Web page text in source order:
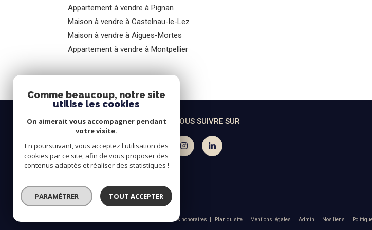
Appartement à vendre à Pignan
Maison à vendre à Castelnau-le-Lez
Maison à vendre à Aigues-Mortes
Appartement à vendre à Montpellier
FRATEL IMMO
06 67 52 60 07
agence@fratel-immo.com
7 allée Germaine Richier
NOUS SUIVRE SUR
Nos honoraires Plan du site Mentions légales Admin Nos liens
Comme beaucoup, notre site
utilise les cookies
On aimerait vous accompagner pendant
votre visite.
En poursuivant, vous acceptez l'utilisation des
cookies par ce site, afin de vous proposer des
contenus adaptés et réaliser des statistiques !
PARAMÉTRER TOUT ACCEPTER